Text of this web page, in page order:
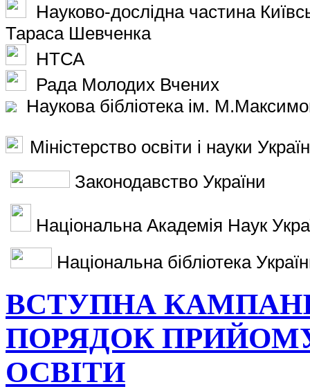
Науково-дослідна частина
Тараса Шевченка
НТСА
Рада Молодих Вчених
Наукова бібліотека ім.
Міністерство освіти і науки
Законодавство України
Національна Академія Наук
Національна бібліотека
ВСТУПНА
ПОРЯДОК
ОСВІТИ